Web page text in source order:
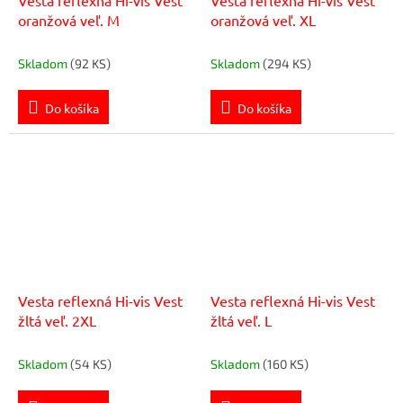
oranžová veľ. M
Skladom(92 KS)
Do košíka
oranžová veľ. XL
Skladom(294 KS)
Do košíka
Vesta reflexná Hi-vis Vest
žltá veľ. 2XL
Skladom(54 KS)
Vesta reflexná Hi-vis Vest
žltá veľ. L
Skladom(160 KS)